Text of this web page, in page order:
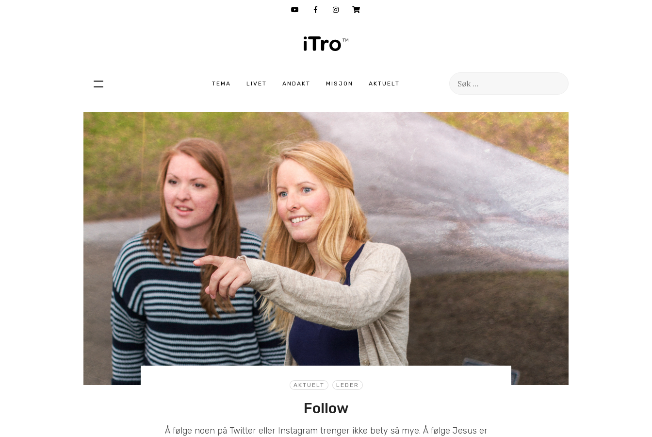
TEMA LIVET ANDAKT MISJON AKTUELT
Søk
Hopp
innhold
AKTUELT LEDER
Follow
Å følge noen på Twitter eller Instagram trenger ikke bety så mye. Å følge Jesus er